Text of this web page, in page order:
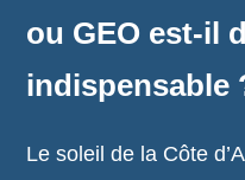
ou GEO est-il
indispensable
Le soleil de la Côte